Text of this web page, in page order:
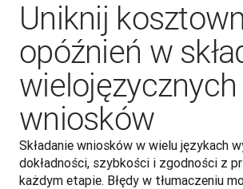
Uniknij
opóźnień w
wielojęzycznych
wniosków
Składanie wniosków w wielu językach
dokładności, szybkości i zgodności z
każdym etapie. Błędy w tłumaczeniu